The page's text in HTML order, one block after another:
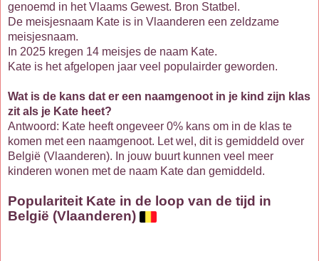
genoemd in het Vlaams Gewest. Bron Statbel.
De meisjesnaam Kate is in Vlaanderen een zeldzame
meisjesnaam.
In 2025 kregen 14 meisjes de naam Kate.
Kate is het afgelopen jaar veel populairder geworden.
Wat is de kans dat er een naamgenoot in je kind zijn klas
zit als je Kate heet?
Antwoord: Kate heeft ongeveer 0% kans om in de klas te
komen met een naamgenoot. Let wel, dit is gemiddeld over
België (Vlaanderen). In jouw buurt kunnen veel meer
kinderen wonen met de naam Kate dan gemiddeld.
Populariteit Kate in de loop van de tijd in
België (Vlaanderen)